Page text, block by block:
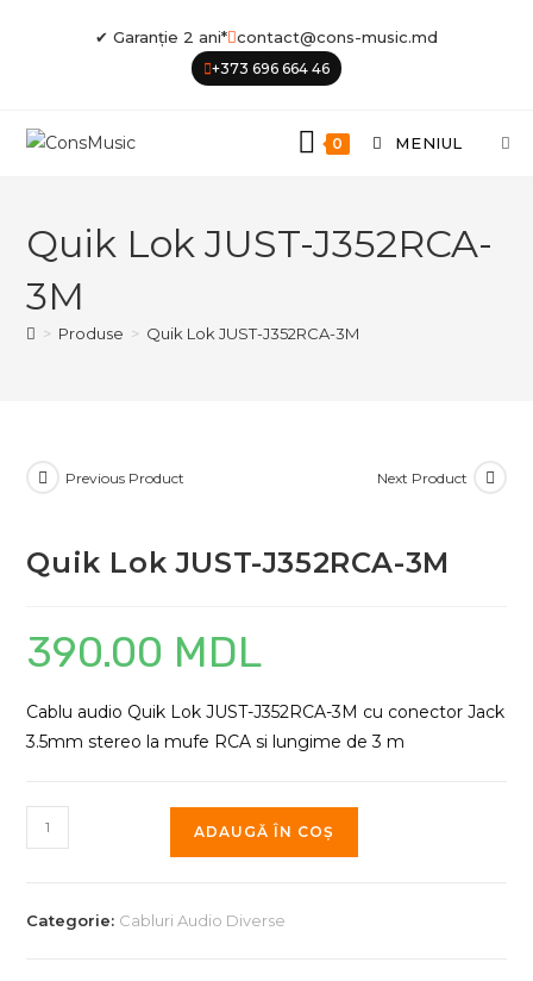
✔ Garanție 2 ani* contact@cons-music.md
+373 696 664 46
0 MENIUL
Quik Lok JUST-J352RCA-
3M
> Produse > Quik Lok JUST-J352RCA-3M
Previous Product Next Product
Quik Lok JUST-J352RCA-3M
390.00 MDL
Cablu audio Quik Lok JUST-J352RCA-3M cu conector Jack
3.5mm stereo la mufe RCA si lungime de 3 m
Cantitate
Quik
ADAUGĂ ÎN COȘ
Categorie: Cabluri Audio Diverse